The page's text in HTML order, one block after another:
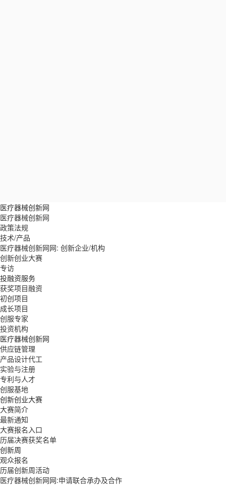
医疗器械创新网
医疗器械创新网
政策法规
技术/产品
医疗器械创新网网: 创新企业/机构
创新创业大赛
专访
投融资服务
获奖项目融资
初创项目
成长项目
创服专家
投资机构
医疗器械创新网
供应链管理
产品设计代工
实验与注册
专利与人才
创服基地
创新创业大赛
大赛简介
最新通知
大赛报名入口
历届决赛获奖名单
创新周
观众报名
历届创新周活动
医疗器械创新网网:申请联合承办及合作